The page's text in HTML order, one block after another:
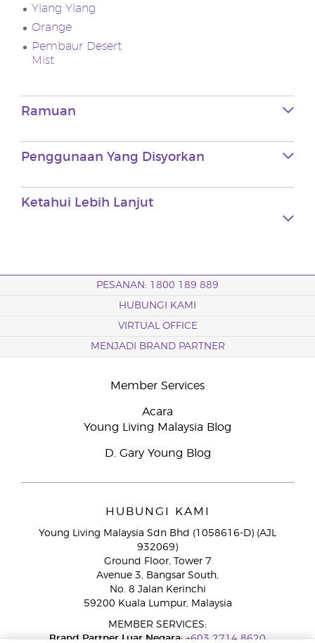
Ylang Ylang
Orange
Pembaur Desert
Mist
Ramuan
Penggunaan Yang Disyorkan
Ketahui Lebih Lanjut
PESANAN: 1800 189 889
HUBUNGI KAMI
VIRTUAL OFFICE
MENJADI BRAND PARTNER
Member Services
Acara
Young Living Malaysia Blog
D. Gary Young Blog
HUBUNGI KAMI
Young Living Malaysia Sdn Bhd (1058616-D) (AJL
932069)
Ground Floor, Tower 7
Avenue 3, Bangsar South,
No. 8 Jalan Kerinchi
59200 Kuala Lumpur, Malaysia
MEMBER SERVICES:
Brand Partner Luar Negara:+603 2714 8620